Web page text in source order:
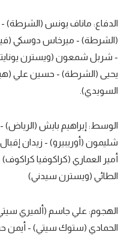
الدفاع: ماناف يونس (الشرطة)
(الشرطة) - ميرخاس دوسكي
- شربل شمعون (ويسترن
يحيى (الشرطة) - حسين علي
السويدي).
الوسط: إبراهيم بايش
شليمون (أوريبيرو) - زيدان
أمير العماري (كراكوفيا
الطائي (ويسترن سيدني)
الهجوم: علي جاسم (ألميري
الحمادي (ستوك سيتي) - أيمن